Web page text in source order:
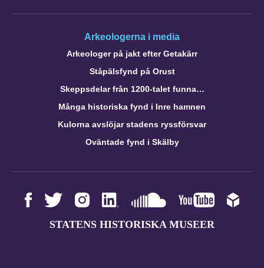
Arkeologerna i media
Arkeologer på jakt efter Getakärr
Ståpälsfynd på Orust
Skeppsdelar från 1200-talet funna…
Många historiska fynd i Inre hamnen
Kulorna avslöjar stadens ryssförsvar
Oväntade fynd i Skälby
STATENS HISTORISKA MUSEER